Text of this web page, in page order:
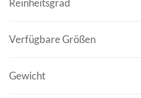
Reinheitsgrad
Verfügbare Größen
Gewicht